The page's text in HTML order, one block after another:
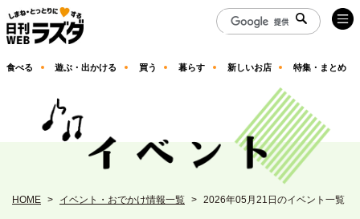
食べる 遊ぶ・出かける 買う 暮らす 新しいお店 特集・まとめ
HOME イベント・おでかけ情報一覧 2026年05月21日のイベント一覧